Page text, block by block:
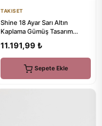
TAKISET
Shine 18 Ayar Sarı Altın
Kaplama Gümüş Tasarım
11.191,99 ₺
Sepete Ekle